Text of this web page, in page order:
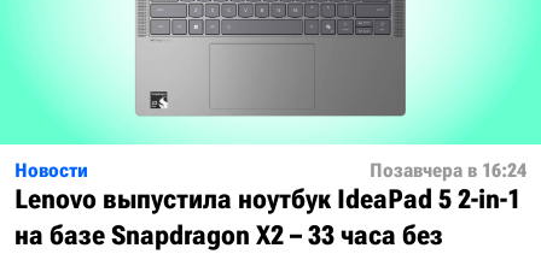
Новости Позавчера в 16:24
Lenovo выпустила ноутбук IdeaPad 5 2-in-1
на базе Snapdragon X2 – 33 часа без